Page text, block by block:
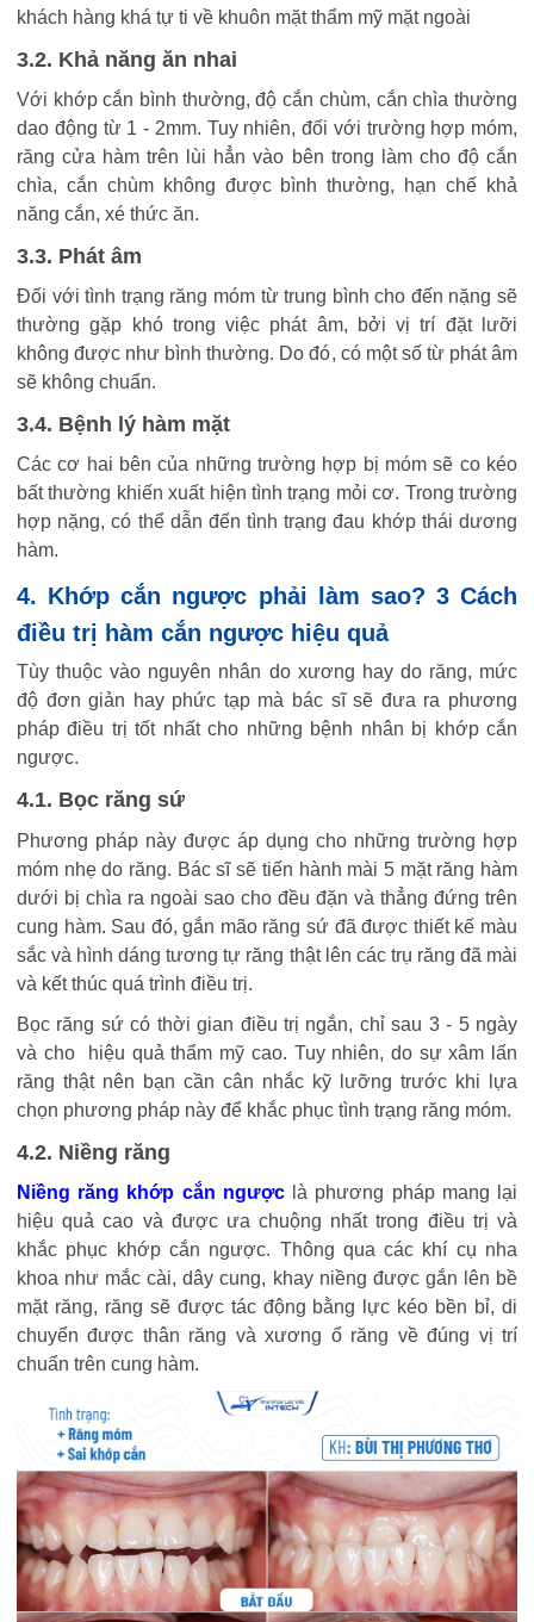
khách hàng khá tự ti về khuôn mặt thẩm mỹ mặt ngoài
3.2. Khả năng ăn nhai
Với khớp cắn bình thường, độ cắn chùm, cắn chìa thường
dao động từ 1 - 2mm. Tuy nhiên, đối với trường hợp móm,
răng cửa hàm trên lùi hẳn vào bên trong làm cho độ cắn
chìa, cắn chùm không được bình thường, hạn chế khả
năng cắn, xé thức ăn.
3.3. Phát âm
Đối với tình trạng răng móm từ trung bình cho đến nặng sẽ
thường gặp khó trong việc phát âm, bởi vị trí đặt lưỡi
không được như bình thường. Do đó, có một số từ phát âm
sẽ không chuẩn.
3.4. Bệnh lý hàm mặt
Các cơ hai bên của những trường hợp bị móm sẽ co kéo
bất thường khiến xuất hiện tình trạng mỏi cơ. Trong trường
hợp nặng, có thể dẫn đến tình trạng đau khớp thái dương
hàm.
4. Khớp cắn ngược phải làm sao? 3 Cách
điều trị hàm cắn ngược hiệu quả
Tùy thuộc vào nguyên nhân do xương hay do răng, mức
độ đơn giản hay phức tạp mà bác sĩ sẽ đưa ra phương
pháp điều trị tốt nhất cho những bệnh nhân bị khớp cắn
ngược.
4.1. Bọc răng sứ
Phương pháp này được áp dụng cho những trường hợp
móm nhẹ do răng. Bác sĩ sẽ tiến hành mài 5 mặt răng hàm
dưới bị chìa ra ngoài sao cho đều đặn và thẳng đứng trên
cung hàm. Sau đó, gắn mão răng sứ đã được thiết kế màu
sắc và hình dáng tương tự răng thật lên các trụ răng đã mài
và kết thúc quá trình điều trị.
Bọc răng sứ có thời gian điều trị ngắn, chỉ sau 3 - 5 ngày
và cho hiệu quả thẩm mỹ cao. Tuy nhiên, do sự xâm lấn
răng thật nên bạn cần cân nhắc kỹ lưỡng trước khi lựa
chọn phương pháp này để khắc phục tình trạng răng móm.
4.2. Niềng răng
Niềng răng khớp cắn ngượclà phương pháp mang lại
hiệu quả cao và được ưa chuộng nhất trong điều trị và
khắc phục khớp cắn ngược. Thông qua các khí cụ nha
khoa như mắc cài, dây cung, khay niềng được gắn lên bề
mặt răng, răng sẽ được tác động bằng lực kéo bền bỉ, di
chuyển được thân răng và xương ổ răng về đúng vị trí
chuẩn trên cung hàm.